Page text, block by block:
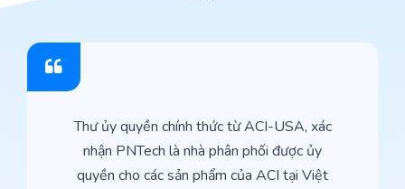
Thư ủy quyền chính thức từ ACI-USA, xác
nhận PNTech là nhà phân phối được ủy
quyền cho các sản phẩm của ACI tại Việt